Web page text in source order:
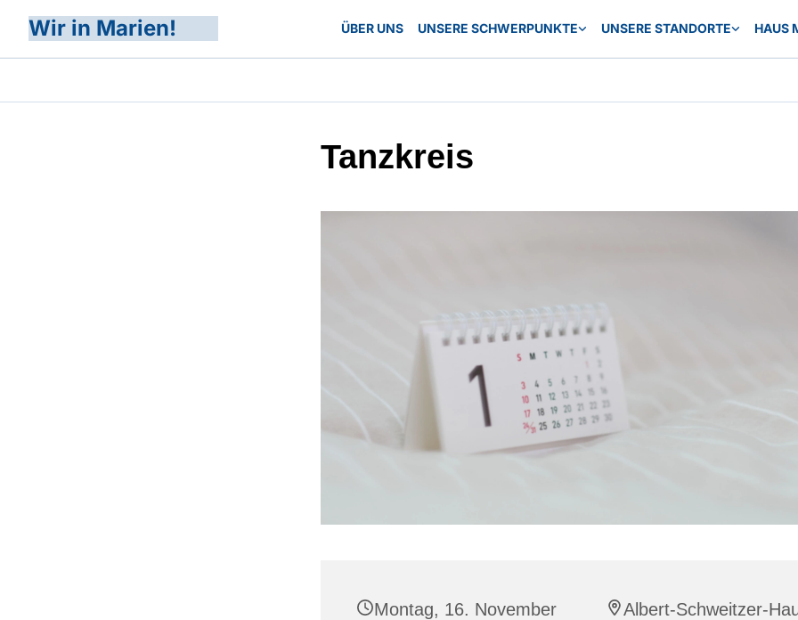
Wir in Marien! ÜBER UNS UNSERE SCHWERPUNKTE UNSERE STANDORTE HAUS
Tanzkreis
Montag, 16. November
Albert-Schweitzer-